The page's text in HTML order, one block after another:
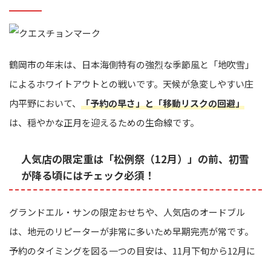
鶴岡市の年末は、日本海側特有の強烈な季節風と「地吹雪」
によるホワイトアウトとの戦いです。天候が急変しやすい庄
内平野において、 「予約の早さ」と「移動リスクの回避」
は、穏やかな正月を迎えるための生命線です。
人気店の限定重は「松例祭（12月）」の前、初雪
が降る頃にはチェック必須！
グランドエル・サンの限定おせちや、人気店のオードブル
は、地元のリピーターが非常に多いため早期完売が常です。
予約のタイミングを図る一つの目安は、11月下旬から12月に